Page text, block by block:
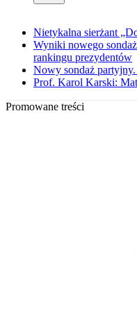
Nietykalna sierżant
Wyniki nowego
rankingu prezydentów
Nowy sondaż
Prof. Karol Karski:
Promowane treści